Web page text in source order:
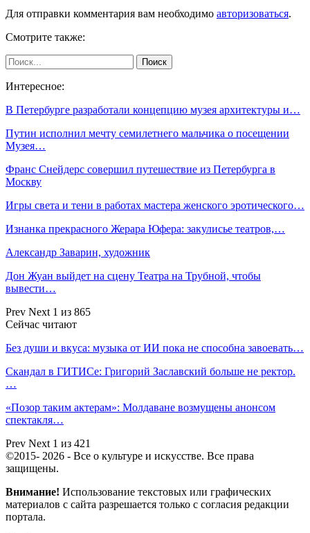
Для отправки комментария вам необходимо авторизоваться.
Смотрите также:
Интересное:
В Петербурге разработали концепцию музея архитектуры и…
Путин исполнил мечту семилетнего мальчика о посещении
Музея…
Франс Снейдерс совершил путешествие из Петербурга в
Москву
Игры света и тени в работах мастера женского эротического…
Изнанка прекрасного Жерара Юфера: закулисье театров,…
Александр Заварин, художник
Дон Жуан выйдет на сцену Театра на Трубной, чтобы
вывести…
Prev Next 1 из 865
Сейчас читают
Без души и вкуса: музыка от ИИ пока не способна завоевать…
Скандал в ГИТИСе: Григорий Заславский больше не ректор.
…
«Позор таким актерам»: Молдаване возмущены анонсом
спектакля…
Prev Next 1 из 421
©2015- 2026 - Все о культуре и искусстве. Все права
защищены.
Внимание! Использование текстовых или графических
материалов с сайта разрешается только c согласия редакции
портала.